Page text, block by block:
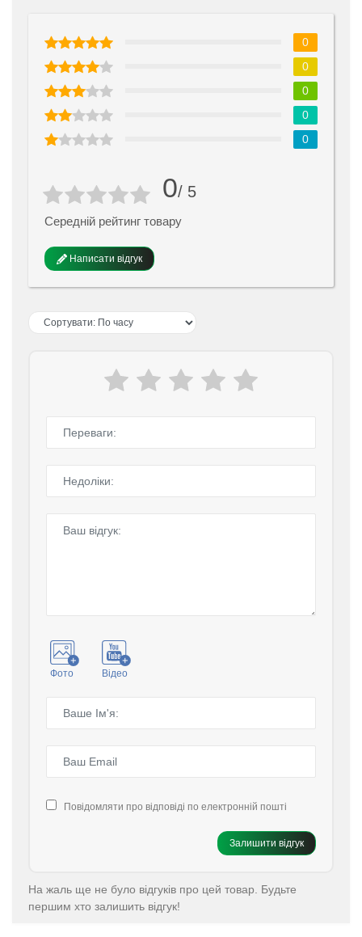
0/ 5
Середній рейтинг товару
Написати відгук
0
0
0
0
0
Фото Відео
Повідомляти про відповіді по електронній пошті
Залишити відгук
На жаль ще не було відгуків про цей товар. Будьте
першим хто залишить відгук!